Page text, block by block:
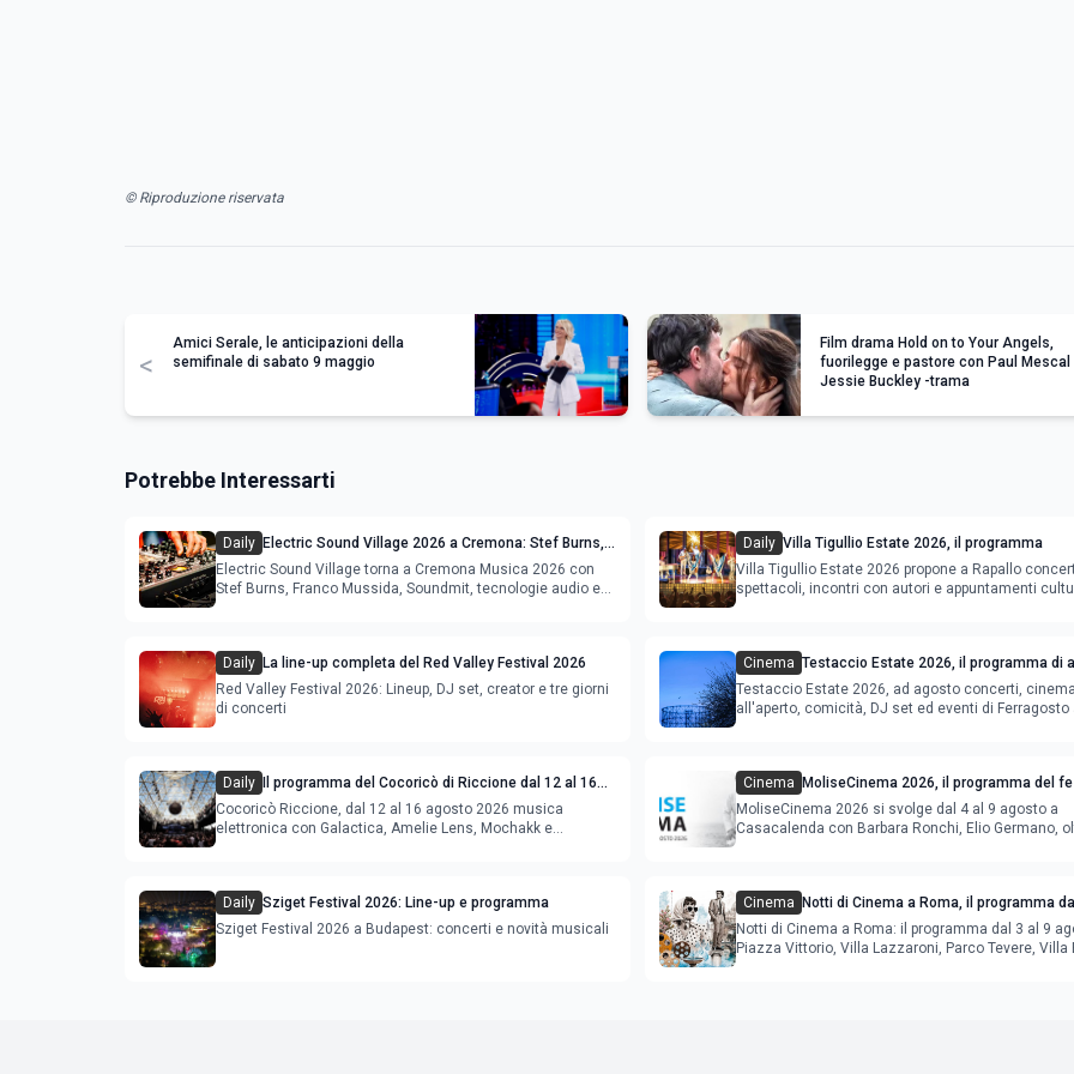
© Riproduzione riservata
<
Amici Serale, le anticipazioni della
semifinale di sabato 9 maggio
Film drama Hold on to Your Angels,
fuorilegge e pastore con Paul Mescal
Jessie Buckley -trama
Potrebbe Interessarti
Daily Electric Sound Village 2026 a Cremona: Stef Burns,
Soundmit e Young Band Contest, il programma
Electric Sound Village torna a Cremona Musica 2026 con
Stef Burns, Franco Mussida, Soundmit, tecnologie audio e
Daily Villa Tigullio Estate 2026, il programma
Villa Tigullio Estate 2026 propone a Rapallo
spettacoli, incontri con autori e appuntamenti
Daily La line-up completa del Red Valley Festival 2026
Red Valley Festival 2026: Lineup, DJ set, creator e tre giorni
di concerti
Cinema Testaccio Estate 2026, il programma di
Ferragosto
Testaccio Estate 2026, ad agosto concerti,
all'aperto, comicità, DJ set ed eventi di Ferragosto
Daily
Il programma del Cocoricò di Riccione dal 12 al 16
agosto 2026
Cocoricò Riccione, dal 12 al 16 agosto 2026 musica
elettronica con Galactica, Amelie Lens, Mochakk e
Cinema
MoliseCinema 2026, il programma del
MoliseCinema 2026 si svolge dal 4 al 9 agosto a
Casacalenda con Barbara Ronchi, Elio Germano,
Daily Sziget Festival 2026: Line-up e programma
Sziget Festival 2026 a Budapest: concerti e novità musicali
Cinema
Notti di Cinema a Roma, il programma
agosto
Notti di Cinema a Roma: il programma dal 3 al 9
Piazza Vittorio, Villa Lazzaroni, Parco Tevere, Villa